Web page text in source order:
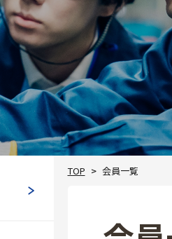
TOP 会員一覧